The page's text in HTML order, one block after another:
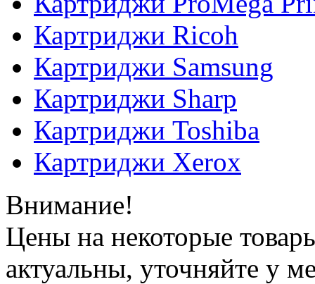
Картриджи Ricoh
Картриджи Samsung
Картриджи Sharp
Картриджи Toshiba
Картриджи Xerox
Внимание!
Цены на некоторые
актуальны, уточняйте у